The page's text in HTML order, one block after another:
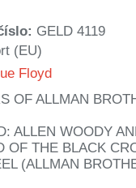
GELD 4119
(EU)
Floyd
OF ALLMAN
ALLEN WOODY
OF THE BLACK
(ALLMAN